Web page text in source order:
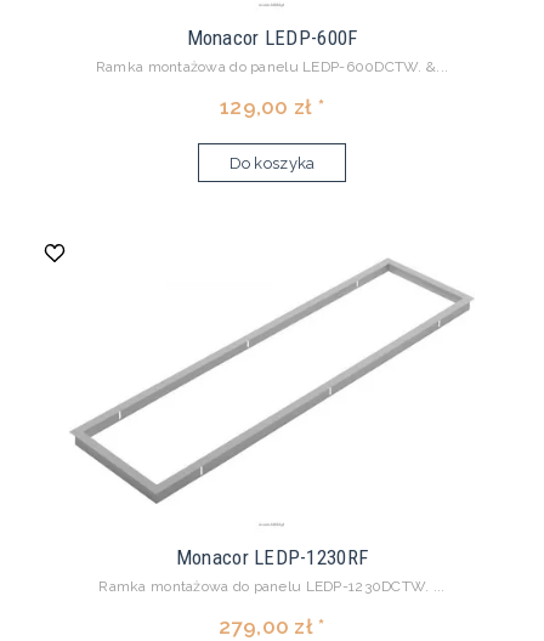
Monacor LEDP-600F
Ramka montażowa do panelu LEDP-600DCTW. &...
129,00 zł *
Do koszyka
Monacor LEDP-1230RF
Ramka montażowa do panelu LEDP-1230DCTW. ...
279,00 zł *